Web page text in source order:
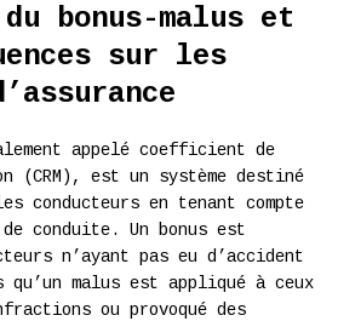
bonus-malus et
sur les
appelé coefficient de
(CRM), est un système destiné
conducteurs en tenant compte
conduite. Un bonus est
n’ayant pas eu d’accident
qu’un malus est appliqué à ceux
ou provoqué des